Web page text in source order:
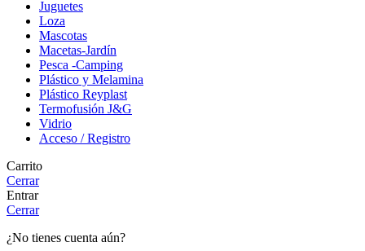
Juguetes
Loza
Mascotas
Macetas-Jardín
Pesca -Camping
Plástico y Melamina
Plástico Reyplast
Termofusión J&G
Vidrio
Acceso / Registro
Carrito
Cerrar
Entrar
Cerrar
¿No tienes cuenta aún?